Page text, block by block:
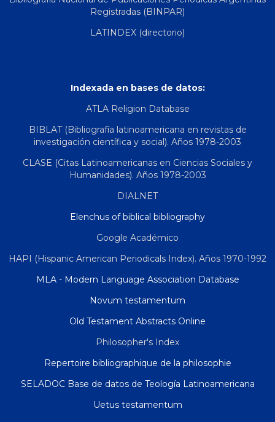
Registradas (BINPAR)
LATINDEX (directorio)
Indexada en bases de datos:
ATLA Religion Database
BIBLAT (Bibliografía latinoamericana en revistas de
investigación científica y social). Años 1978-2003
CLASE (Citas Latinoamericanas en Ciencias Sociales y
Humanidades). Años 1978-2003
DIALNET
Elenchus of biblical bibliography
Google Académico
HAPI (Hispanic American Periodicals Index). Años 1970-1992
MLA - Modern Language Association Database
Novum testamentum
Old Testament Abstracts Online
Philosopher's Index
Repertoire bibliographique de la philosophie
SELADOC Base de datos de Teología Latinoamericana
Uetus testamentum